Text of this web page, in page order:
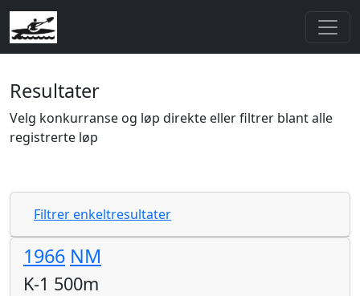
Resultater
Velg konkurranse og løp direkte eller filtrer blant alle
registrerte løp
Filtrer enkeltresultater
1966 NM
K-1 500m